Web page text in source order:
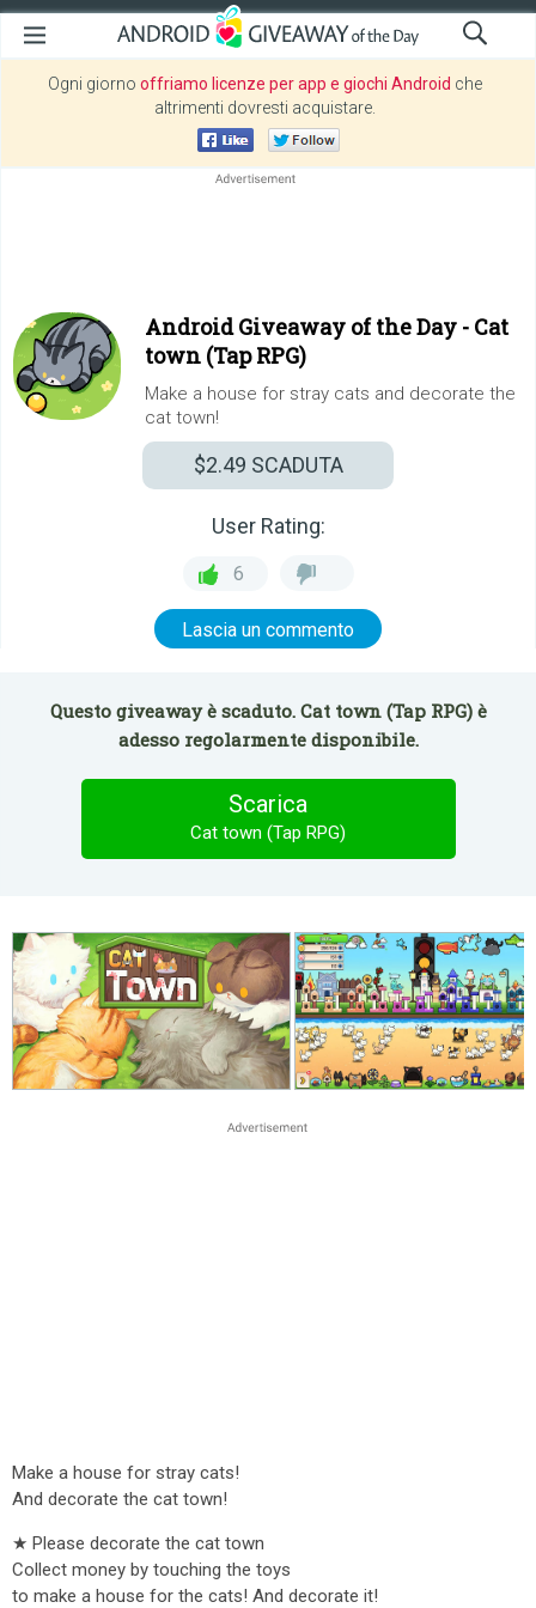
Ogni giorno offriamo licenze per app e giochi Android che
altrimenti dovresti acquistare.
Android Giveaway of the Day - Cat
town (Tap RPG)
Make a house for stray cats and decorate the
cat town!
$2.49 SCADUTA
User Rating:
6
Lascia un commento
Questo giveaway è scaduto. Cat town (Tap RPG) è
adesso regolarmente disponibile.
Scarica
Cat town (Tap RPG)
Make a house for stray cats!
And decorate the cat town!
★ Please decorate the cat town
Collect money by touching the toys
to make a house for the cats! And decorate it!